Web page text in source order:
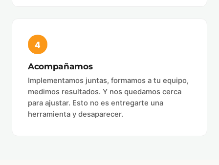
4
Acompañamos
Implementamos juntas, formamos a tu equipo,
medimos resultados. Y nos quedamos cerca
para ajustar. Esto no es entregarte una
herramienta y desaparecer.